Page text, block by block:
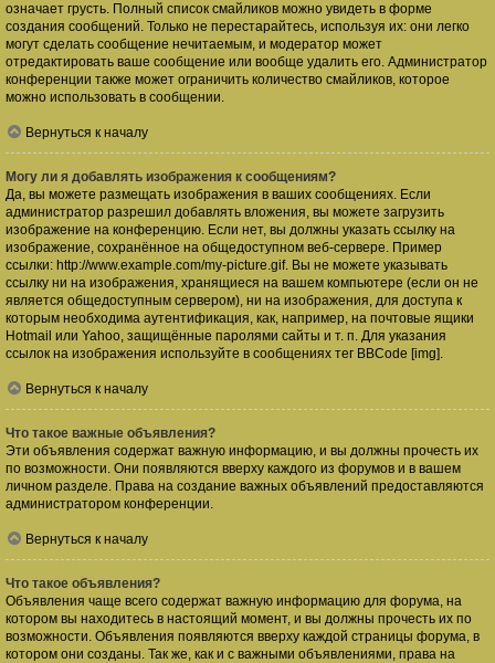
означает грусть. Полный список смайликов можно увидеть в форме
создания сообщений. Только не перестарайтесь, используя их: они легко
могут сделать сообщение нечитаемым, и модератор может
отредактировать ваше сообщение или вообще удалить его. Администратор
конференции также может ограничить количество смайликов, которое
можно использовать в сообщении.
Вернуться к началу
Могу ли я добавлять изображения к сообщениям?
Да, вы можете размещать изображения в ваших сообщениях. Если
администратор разрешил добавлять вложения, вы можете загрузить
изображение на конференцию. Если нет, вы должны указать ссылку на
изображение, сохранённое на общедоступном веб-сервере. Пример
ссылки: http://www.example.com/my-picture.gif. Вы не можете указывать
ссылку ни на изображения, хранящиеся на вашем компьютере (если он не
является общедоступным сервером), ни на изображения, для доступа к
которым необходима аутентификация, как, например, на почтовые ящики
Hotmail или Yahoo, защищённые паролями сайты и т. п. Для указания
ссылок на изображения используйте в сообщениях тег BBCode [img].
Вернуться к началу
Что такое важные объявления?
Эти объявления содержат важную информацию, и вы должны прочесть их
по возможности. Они появляются вверху каждого из форумов и в вашем
личном разделе. Права на создание важных объявлений предоставляются
администратором конференции.
Вернуться к началу
Что такое объявления?
Объявления чаще всего содержат важную информацию для форума, на
котором вы находитесь в настоящий момент, и вы должны прочесть их по
возможности. Объявления появляются вверху каждой страницы форума, в
котором они созданы. Так же, как и с важными объявлениями, права на